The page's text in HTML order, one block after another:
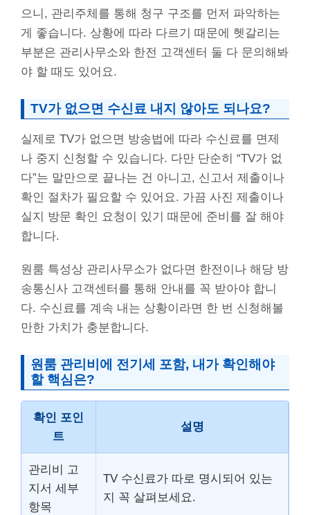
으니, 관리주체를 통해 청구 구조를 먼저 파악하는
게 좋습니다. 상황에 따라 다르기 때문에 헷갈리는
부분은 관리사무소와 한전 고객센터 둘 다 문의해봐
야 할 때도 있어요.
TV가 없으면 수신료 내지 않아도 되나요?
실제로 TV가 없으면 방송법에 따라 수신료를 면제
나 중지 신청할 수 있습니다. 다만 단순히 “TV가 없
다”는 말만으로 끝나는 건 아니고, 신고서 제출이나
확인 절차가 필요할 수 있어요. 가끔 사진 제출이나
실지 방문 확인 요청이 있기 때문에 준비를 잘 해야
합니다.
원룸 특성상 관리사무소가 없다면 한전이나 해당 방
송통신사 고객센터를 통해 안내를 꼭 받아야 합니
다. 수신료를 계속 내는 상황이라면 한 번 신청해볼
만한 가치가 충분합니다.
원룸 관리비에 전기세 포함, 내가 확인해야
할 핵심은?
확인 포인
트
설명
관리비 고
지서 세부
항목
TV 수신료가 따로 명시되어 있는
지 꼭 살펴보세요.